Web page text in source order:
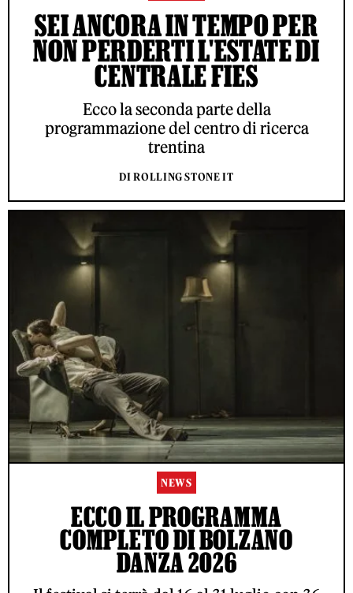
SEI ANCORA IN TEMPO PER
NON PERDERTI L'ESTATE DI
CENTRALE FIES
Ecco la seconda parte della
programmazione del centro di ricerca
trentina
DI ROLLING STONE IT
NEWS
ECCO IL PROGRAMMA
COMPLETO DI BOLZANO
DANZA 2026